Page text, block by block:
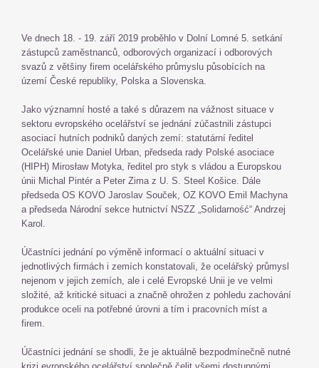
Ve dnech 18. - 19. září 2019 proběhlo v Dolní Lomné 5. setkání
zástupců zaměstnanců, odborových organizací i odborových
svazů z většiny firem ocelářského průmyslu působících na
území České republiky, Polska a Slovenska.
Jako významní hosté a také s důrazem na vážnost situace v
sektoru evropského ocelářství se jednání zúčastnili zástupci
asociací hutních podniků daných zemí: statutární ředitel
Ocelářské unie Daniel Urban, předseda rady Polské asociace
(HIPH) Mirosław Motyka, ředitel pro styk s vládou a Europskou
únii Michal Pintér a Peter Zima z U. S. Steel Košice. Dále
předseda OS KOVO Jaroslav Souček, OZ KOVO Emil Machyna
a předseda Národní sekce hutnictví NSZZ „Solidarność“ Andrzej
Karol.
Účastníci jednání po výměně informací o aktuální situaci v
jednotlivých firmách i zemích konstatovali, že ocelářský průmysl
nejenom v jejich zemích, ale i celé Evropské Unii je ve velmi
složité, až kritické situaci a značně ohrožen z pohledu zachování
produkce oceli na potřebné úrovni a tím i pracovních míst a
firem.
Účastníci jednání se shodli, že je aktuálně bezpodmínečně nutné